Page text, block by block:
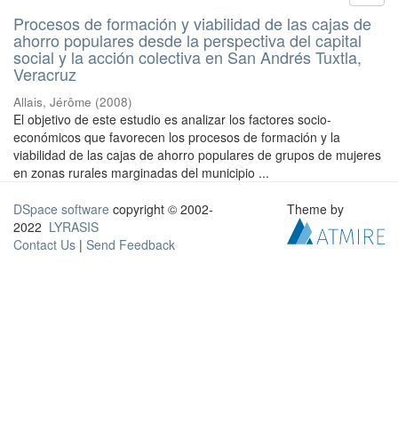
Procesos de formación y viabilidad de las cajas de
ahorro populares desde la perspectiva del capital
social y la acción colectiva en San Andrés Tuxtla,
Veracruz
Allais, Jérôme (2008)
El objetivo de este estudio es analizar los factores socio-
económicos que favorecen los procesos de formación y la
viabilidad de las cajas de ahorro populares de grupos de mujeres
en zonas rurales marginadas del municipio ...
DSpace software copyright © 2002-
2022 LYRASIS
Contact Us | Send Feedback
Theme by